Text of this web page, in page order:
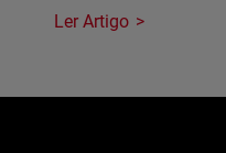
Ler Artigo